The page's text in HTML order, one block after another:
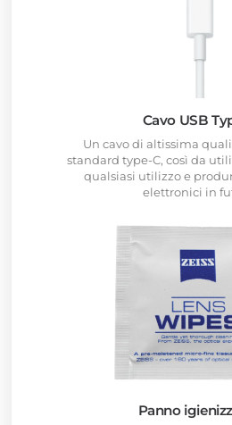
Cavo USB
Un cavo di altissima
standard type-C, così da
qualsiasi utilizzo e
elettronici in
Panno